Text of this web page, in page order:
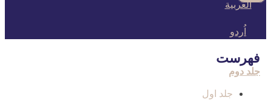
العربية
اُردو
فهرست
جلد دوم
جلد اول